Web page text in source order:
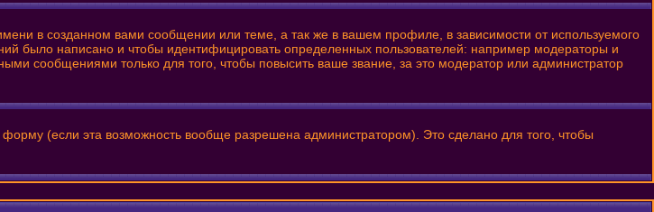
в созданном вами сообщении или теме, а так же в вашем профиле, в зависимости от используемого
было написано и чтобы идентифицировать определенных пользователей: например модераторы и
сообщениями только для того, чтобы повысить ваше звание, за это модератор или администратор
(если эта возможность вообще разрешена администратором). Это сделано для того, чтобы